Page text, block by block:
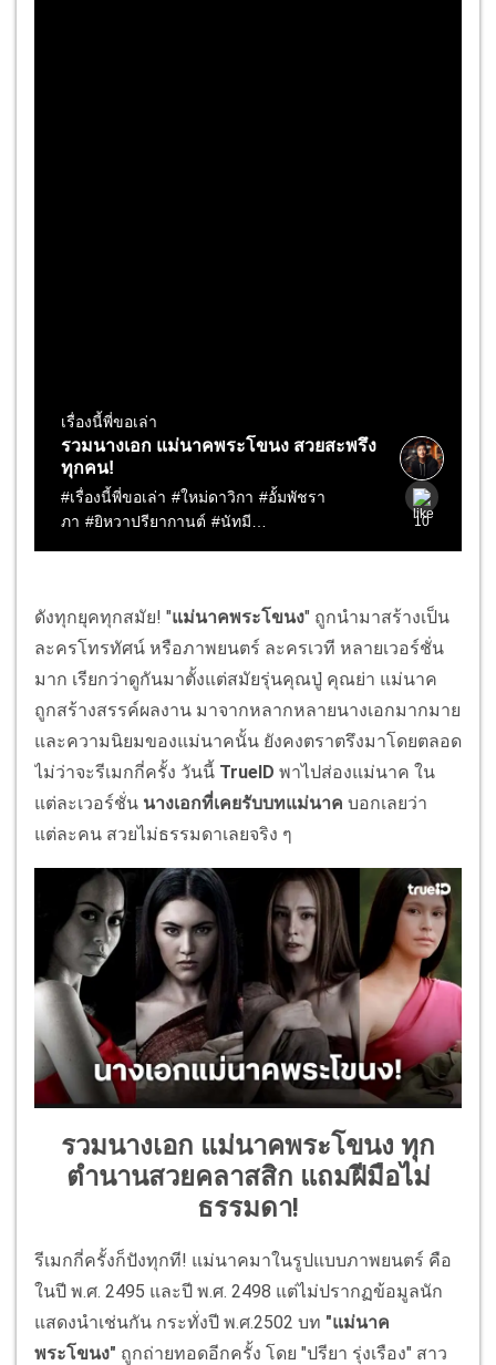
ดังทุกยุคทุกสมัย! "แม่นาคพระโขนง" ถูกนำมาสร้างเป็น
ละครโทรทัศน์ หรือภาพยนตร์ ละครเวที หลายเวอร์ชั่น
มาก เรียกว่าดูกันมาตั้งแต่สมัยรุ่นคุณปู่ คุณย่า แม่นาค
ถูกสร้างสรรค์ผลงาน มาจากหลากหลายนางเอกมากมาย
และความนิยมของแม่นาคนั้น ยังคงตราตรึงมาโดยตลอด
ไม่ว่าจะรีเมกกี่ครั้ง วันนี้ TrueID พาไปส่องแม่นาค ใน
แต่ละเวอร์ชั่น นางเอกที่เคยรับบทแม่นาค บอกเลยว่า
แต่ละคน สวยไม่ธรรมดาเลยจริง ๆ
รวมนางเอก แม่นาคพระโขนง ทุก
ตำนานสวยคลาสสิก แถมฝีมือไม่
ธรรมดา!
รีเมกกี่ครั้งก็ปังทุกที! แม่นาคมาในรูปแบบภาพยนตร์ คือ
ในปี พ.ศ. 2495 และปี พ.ศ. 2498 แต่ไม่ปรากฏข้อมูลนัก
แสดงนำเช่นกัน กระทั่งปี พ.ศ.2502 บท "แม่นาค
พระโขนง" ถูกถ่ายทอดอีกครั้ง โดย "ปรียา รุ่งเรือง" สาว